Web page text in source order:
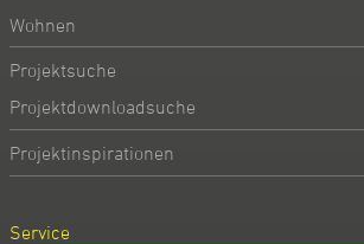
Wohnen
Projektsuche
Projektdownloadsuche
Projektinspirationen
Service